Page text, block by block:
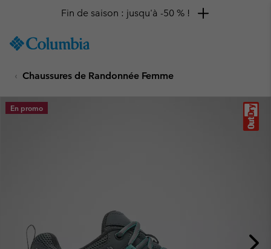
TO
SKIP
MAIN
NAV
Fin de saison : jusqu'à -50 % !
Chaussures de Randonnée Femme
En promo